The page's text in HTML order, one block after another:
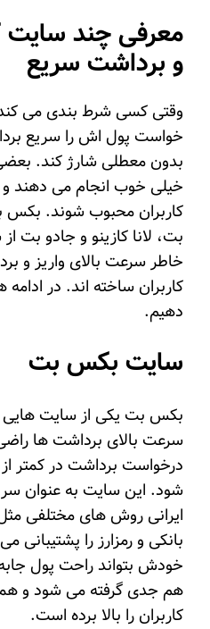
معرفی چند سایت
و برداشت سریع
وقتی کسی شرط بندی می
خواست پول اش را سریع
بدون معطلی شارژ کند.
خیلی خوب انجام می دهند
بت، لانا کازینو و جادو بت
خاطر سرعت بالای واریز و
کاربران ساخته اند. در
دهیم.
سایت بکس بت
بکس بت یکی از سایت هایی
سرعت بالای برداشت ها
درخواست برداشت در کمتر
شود. این سایت به عنوان
ایرانی روش های مختلفی
بانکی و رمزارز را پشتیبانی
خودش بتواند راحت پول
هم جدی گرفته می شود و
کاربران را بالا برده است.